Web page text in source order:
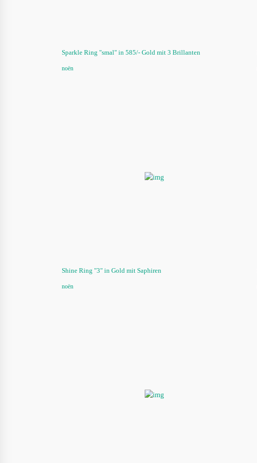
Sparkle Ring "smal" in 585/- Gold mit 3 Brillanten
noën
Shine Ring "3" in Gold mit Saphiren
noën